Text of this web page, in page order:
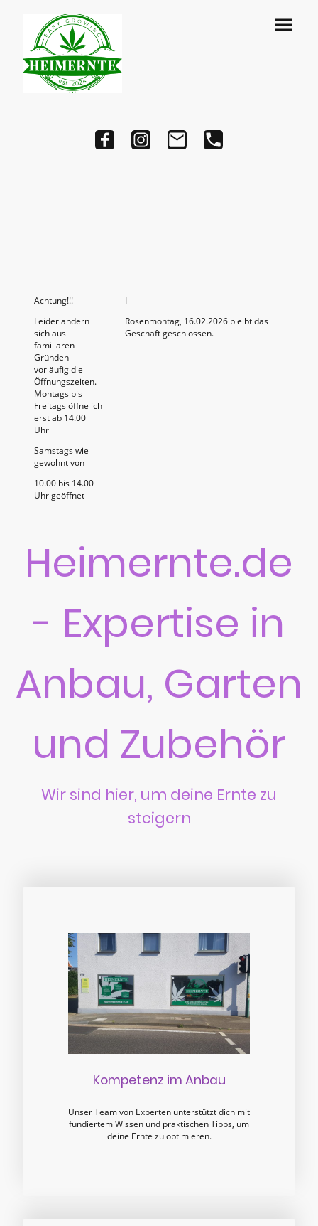
Achtung!!!
Leider ändern
sich aus
familiären
Gründen
vorläufig die
Öffnungszeiten.
Montags bis
Freitags öffne ich
erst ab 14.00
Uhr
Samstags wie
gewohnt von
10.00 bis 14.00
Uhr geöffnet
I
Rosenmontag, 16.02.2026 bleibt das
Geschäft geschlossen.
Heimernte.de
- Expertise in
Anbau, Garten
und Zubehör
Wir sind hier, um deine Ernte zu
steigern
Kompetenz im Anbau
Unser Team von Experten unterstützt dich mit
fundiertem Wissen und praktischen Tipps, um
deine Ernte zu optimieren.